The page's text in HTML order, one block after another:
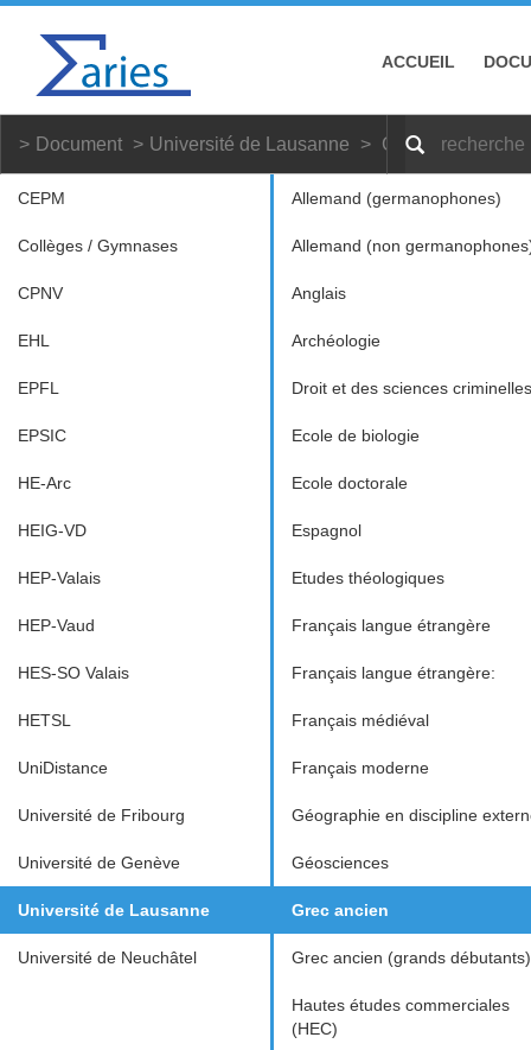
ACCUEIL
Document Université de Lausanne Grec ancien
CEPM
Collèges / Gymnases
CPNV
EHL
EPFL
EPSIC
HE-Arc
HEIG-VD
HEP-Valais
HEP-Vaud
HES-SO Valais
HETSL
UniDistance
Université de Fribourg
Université de Genève
Université de Lausanne
Université de Neuchâtel
Allemand (germanophones)
Allemand (non
Anglais
Archéologie
Droit et des sciences criminelles
Ecole de biologie
Ecole doctorale
Espagnol
Etudes théologiques
Français langue étrangère
Français langue étrangère:
Français médiéval
Français moderne
Géographie en discipline
Géosciences
Grec ancien
Grec ancien (grands débutants)
Hautes études commerciales
(HEC)